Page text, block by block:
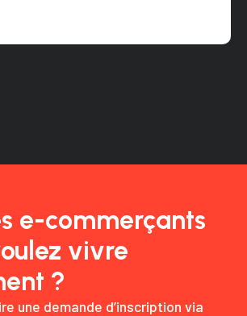
e-commerçants
vivre
?
une demande d’inscription via